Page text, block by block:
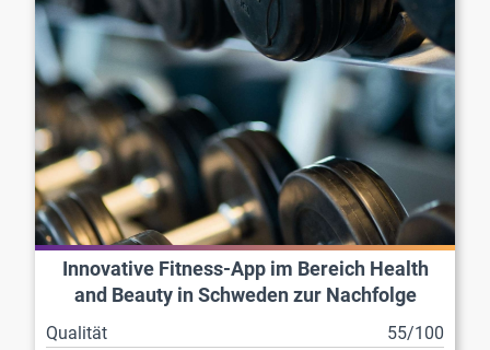
Innovative Fitness-App im Bereich Health
and Beauty in Schweden zur Nachfolge
Qualität
55/100